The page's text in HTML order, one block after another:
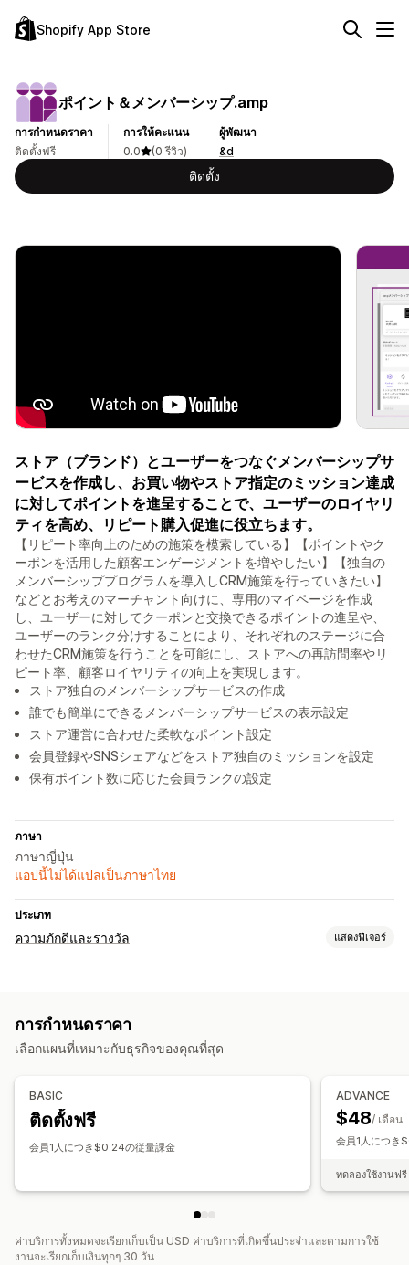
Shopify App Store
ポイント＆メンバーシップ.amp
การกำหนดราคา
ติดตั้งฟรี
การให้คะแนน
0.0
(0 รีวิว)
ผู้พัฒนา
&d
ติดตั้ง
ストア（ブランド）とユーザーをつなぐメンバーシップサ
ービスを作成し、お買い物やストア指定のミッション達成
に対してポイントを進呈することで、ユーザーのロイヤリ
ティを高め、リピート購入促進に役立ちます。
【リピート率向上のための施策を模索している】【ポイントやク
ーポンを活用した顧客エンゲージメントを増やしたい】【独自の
メンバーシッププログラムを導入しCRM施策を行っていきたい】
などとお考えのマーチャント向けに、専用のマイページを作成
し、ユーザーに対してクーポンと交換できるポイントの進呈や、
ユーザーのランク分けすることにより、それぞれのステージに合
わせたCRM施策を行うことを可能にし、ストアへの再訪問率やリ
ピート率、顧客ロイヤリティの向上を実現します。
ストア独自のメンバーシップサービスの作成
誰でも簡単にできるメンバーシップサービスの表示設定
ストア運営に合わせた柔軟なポイント設定
会員登録やSNSシェアなどをストア独自のミッションを設定
保有ポイント数に応じた会員ランクの設定
ภาษา
ภาษาญี่ปุ่น
แอปนี้ไม่ได้แปลเป็นภาษาไทย
ประเภท
ความภักดีและรางวัล แสดงฟีเจอร์
รางวัลที่คุณสามารถเสนอได้
สิทธิ์การใช้งานพิเศษสำหรับสมาชิก
การกำหนดราคา
เลือกแผนที่เหมาะกับธุรกิจของคุณที่สุด
BASIC
ติดตั้งฟรี
会員1人につき$0.24の従量課金
ADVANCE
$48/ เดือน
会員1人につき
ทดลองใช้งานฟ
ค่าบริการทั้งหมดจะเรียกเก็บเป็น USD ค่าบริการที่เกิดขึ้นประจำและตามการใช้
งานจะเรียกเก็บเงินทุกๆ 30 วัน